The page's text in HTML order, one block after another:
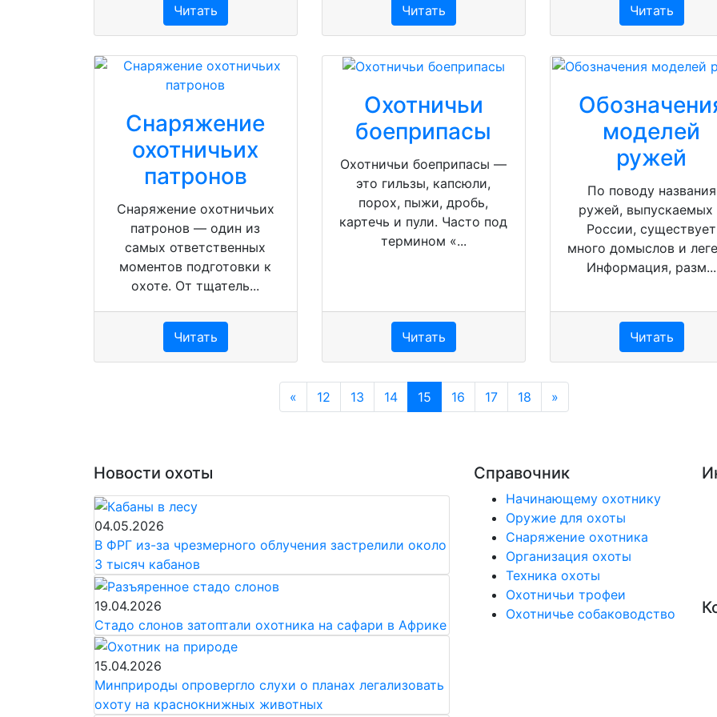
Читать Читать Читать
Снаряжение
охотничьих
патронов
Снаряжение охотничьих
патронов — один из
самых ответственных
моментов подготовки к
охоте. От тщатель...
Читать
Охотничьи
боеприпасы
Охотничьи боеприпасы —
это гильзы, капсюли,
порох, пыжи, дробь,
картечь и пули. Часто под
термином «...
Читать
моделей
ружей
По поводу названия
ружей, выпускаемых
России, существует
много домыслов и
Информация, разм...
Читать
« Previous
12 13 14 15(current)
16 17 18 »Next
Новости охоты
04.05.2026
В ФРГ из-за чрезмерного облучения застрелили около
3 тысяч кабанов
19.04.2026
Стадо слонов затоптали охотника на сафари в Африке
15.04.2026
Минприроды опровергло слухи о планах легализовать
охоту на краснокнижных животных
Справочник
Начинающему охотнику
Оружие для охоты
Снаряжение охотника
Организация охоты
Техника охоты
Охотничьи трофеи
Охотничье собаководство